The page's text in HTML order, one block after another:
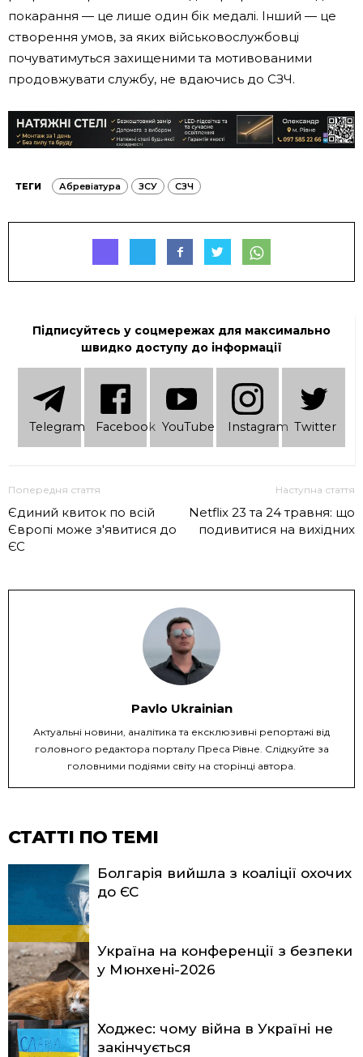
покарання — це лише один бік медалі. Інший — це
створення умов, за яких військовослужбовці
почуватимуться захищеними та мотивованими
продовжувати службу, не вдаючись до СЗЧ.
ТЕГИ Абревіатура ЗСУ СЗЧ
Підписуйтесь у соцмережах для максимально
швидко доступу до інформації
Telеgram Facebook YouTube Instagram Twitter
Попередня стаття
Єдиний квиток по всій
Європі може з'явитися до
ЄС
Наступна стаття
Netflix 23 та 24 травня: що
подивитися на вихідних
Pavlo Ukrainian
Актуальні новини, аналітика та ексклюзивні репортажі від
головного редактора порталу Преса Рівне. Слідкуйте за
головними подіями світу на сторінці автора.
СТАТТІ ПО ТЕМІ
Болгарія вийшла з коаліції охочих
до ЄС
Україна на конференції з безпеки
у Мюнхені-2026
Ходжес: чому війна в Україні не
закінчується